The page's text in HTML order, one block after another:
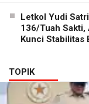
Letkol Yudi
136/Tuah
Kunci Stabilitas
TOPIK